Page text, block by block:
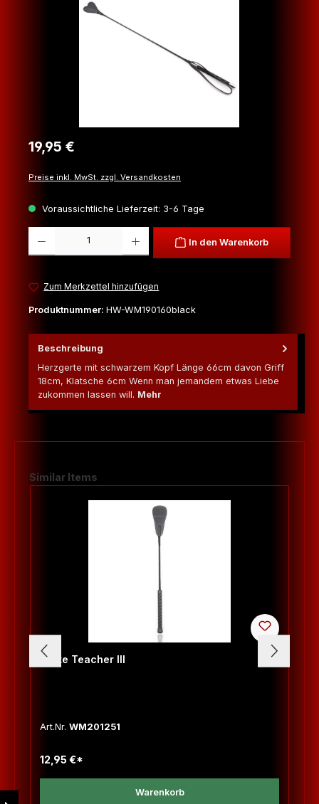
Regulärer Preis:
19,95 €
Preise inkl. MwSt. zzgl. Versandkosten
Voraussichtliche Lieferzeit: 3-6 Tage
In den Warenkorb
Zum Merkzettel hinzufügen
Produktnummer: HW-WM190160black
Beschreibung
Herzgerte mit schwarzem Kopf Länge 66cm davon Griff
18cm, Klatsche 6cm Wenn man jemandem etwas Liebe
zukommen lassen will. Mehr
Produktgalerie überspringen
Similar Items
Gerte Teacher III
Art.Nr. WM201251
12,95 €*
Warenkorb